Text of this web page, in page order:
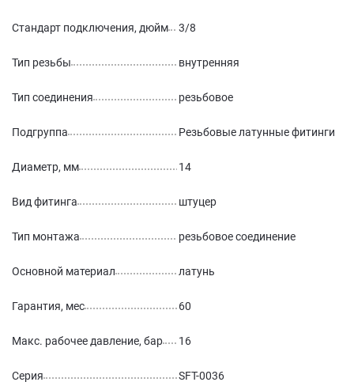
Стандарт подключения, дюйм 3/8
Тип резьбы внутренняя
Тип соединения резьбовое
Подгруппа Резьбовые латунные фитинги
Диаметр, мм 14
Вид фитинга штуцер
Тип монтажа резьбовое соединение
Основной материал латунь
Гарантия, мес 60
Макс. рабочее давление, бар 16
Серия SFT-0036